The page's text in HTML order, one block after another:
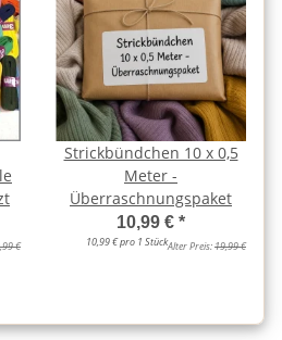
€
Strickbündchen 10 x 0,5
Meter -
Überraschnungspaket
10,99 € *
10,99 € pro 1 StückAlter Preis:19,99 €